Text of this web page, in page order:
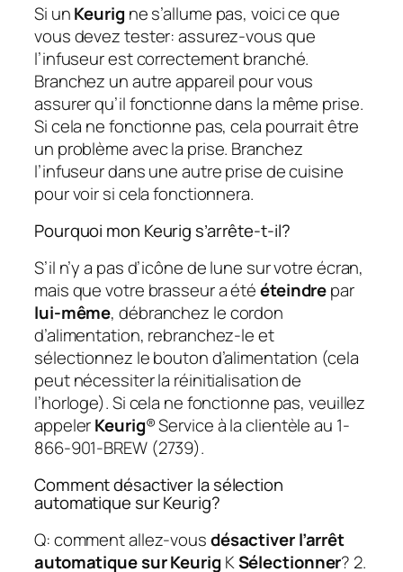
Si unKeurig ne s’allume pas, voici ce que
vous devez tester: assurez-vous que
l’infuseur est correctement branché.
Branchez un autre appareil pour vous
assurer qu’il fonctionne dans la même prise.
Si cela ne fonctionne pas, cela pourrait être
un problème avec la prise. Branchez
l’infuseur dans une autre prise de cuisine
pour voir si cela fonctionnera.
Pourquoi mon Keurig s’arrête-t-il?
S’il n’y a pas d’icône de lune sur votre écran,
mais que votre brasseur a étééteindrepar
lui-même, débranchez le cordon
d’alimentation, rebranchez-le et
sélectionnez le bouton d’alimentation (cela
peut nécessiter la réinitialisation de
l’horloge). Si cela ne fonctionne pas, veuillez
appelerKeurig® Service à la clientèle au 1-
866-901-BREW (2739).
Comment désactiver la sélection
automatique sur Keurig?
Q: comment allez-vousdésactiver l’arrêt
automatique sur Keurig KSélectionner? 2.